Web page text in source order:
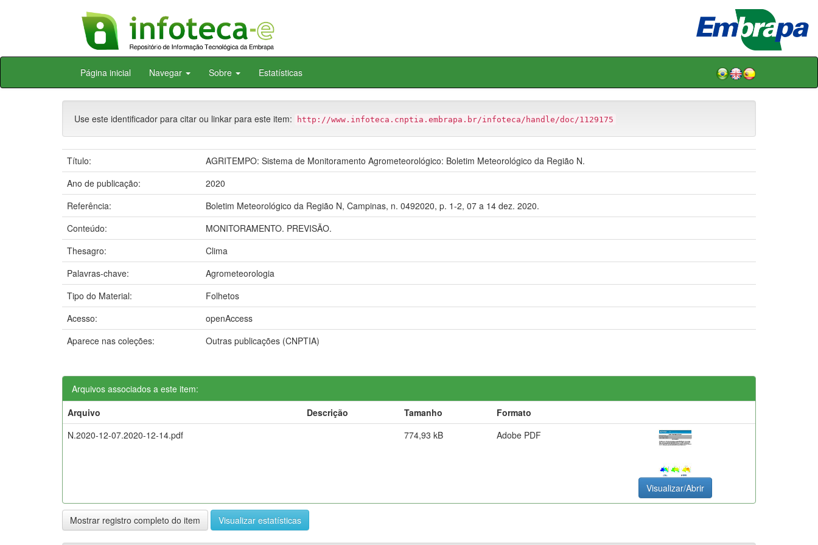
Skip
Página inicial Navegar Sobre Estatísticas
Use este identificador para citar ou linkar para este item: http://www.infoteca.cnptia.embrapa.br/infoteca/handle/doc/1129175
Título:
AGRITEMPO: Sistema de Monitoramento Agrometeorológico: Boletim Meteorológico da Região N.
Ano de publicação:
2020
Referência:
Boletim Meteorológico da Região N, Campinas, n. 0492020, p. 1-2, 07 a 14 dez. 2020.
Conteúdo:
MONITORAMENTO. PREVISÃO.
Thesagro:
Clima
Palavras-chave:
Agrometeorologia
Tipo do Material:
Folhetos
Acesso:
openAccess
Aparece nas coleções:
Outras publicações (CNPTIA)
Arquivos associados a este item:
Arquivo
Descrição Tamanho
Formato
N.2020-12-07.2020-12-14.pdf
774,93 kB Adobe PDF
Visualizar/Abrir
Mostrar registro completo do item Visualizar estatísticas